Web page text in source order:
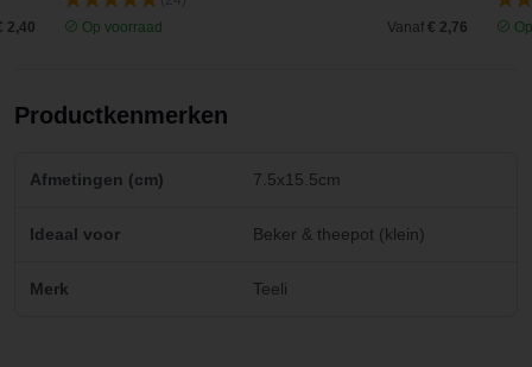
2,40
Op voorraad
Vanaf € 2,76
Productkenmerken
Afmetingen (cm) 7.5x15.5cm
Ideaal voor Beker & theepot (klein)
Merk Teeli